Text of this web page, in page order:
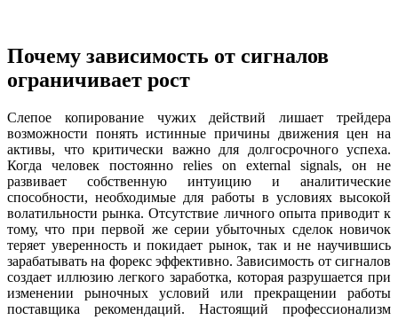
Почему зависимость от сигналов
ограничивает рост
Слепое копирование чужих действий лишает трейдера
возможности понять истинные причины движения цен на
активы, что критически важно для долгосрочного успеха.
Когда человек постоянно relies on external signals, он не
развивает собственную интуицию и аналитические
способности, необходимые для работы в условиях высокой
волатильности рынка. Отсутствие личного опыта приводит к
тому, что при первой же серии убыточных сделок новичок
теряет уверенность и покидает рынок, так и не научившись
зарабатывать на форекс эффективно. Зависимость от сигналов
создает иллюзию легкого заработка, которая разрушается при
изменении рыночных условий или прекращении работы
поставщика рекомендаций. Настоящий профессионализм